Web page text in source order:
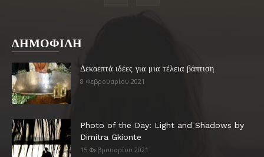
ΔΗΜΟΦΙΛΗ
Δεκαεπτά ιδέες για μια τέλεια βάπτιση
8 Φεβρουαρίου 2021
Photo of the Day: Light and Shadows by
Dimitra Gkionte
15 Φεβρουαρίου 2021